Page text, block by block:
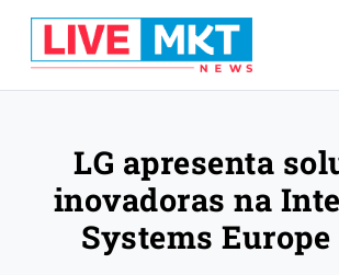
LG apresenta
inovadoras na
Systems Europe